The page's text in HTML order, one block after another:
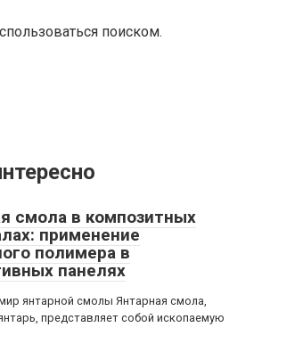
поиском.
смола в композитных
применение
полимера в
панелях
янтарной смолы Янтарная смола,
представляет собой ископаемую